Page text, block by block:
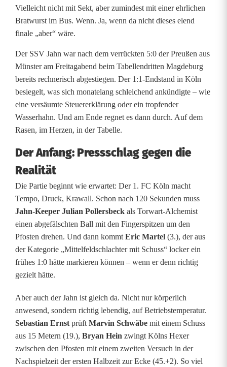
i
n
L
i
g
a
2
:
S
c
h
o
n
v
o
r
K
ö
l
Vielleicht nicht mit Sekt, aber zumindest mit einer ehrlichen
Bratwurst im Bus. Wenn. Ja, wenn da nicht dieses elend
finale „aber“ wäre.
Der SSV Jahn war nach dem verrückten 5:0 der Preußen aus
Münster am Freitagabend beim Tabellendritten Magdeburg
bereits rechnerisch abgestiegen. Der 1:1-Endstand in Köln
besiegelt, was sich monatelang schleichend ankündigte – wie
eine versäumte Steuererklärung oder ein tropfender
Wasserhahn. Und am Ende regnet es dann durch. Auf dem
Rasen, im Herzen, in der Tabelle.
Der Anfang: Pressschlag gegen die
Realität
Die Partie beginnt wie erwartet: Der 1. FC Köln macht
Tempo, Druck, Krawall. Schon nach 120 Sekunden muss
Jahn-Keeper Julian Pollersbeck als Torwart-Alchemist
einen abgefälschten Ball mit den Fingerspitzen um den
Pfosten drehen. Und dann kommt Eric Martel (3.), der aus
der Kategorie „Mittelfeldschlachter mit Schuss“ locker ein
frühes 1:0 hätte markieren können – wenn er denn richtig
gezielt hätte.
Aber auch der Jahn ist gleich da. Nicht nur körperlich
anwesend, sondern richtig lebendig, auf Betriebstemperatur.
Sebastian Ernst prüft Marvin Schwäbe mit einem Schuss
aus 15 Metern (19.), Bryan Hein zwingt Kölns Hexer
zwischen den Pfosten mit einem zweiten Versuch in der
Nachspielzeit der ersten Halbzeit zur Ecke (45.+2). So viel